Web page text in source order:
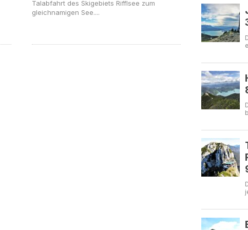
Talabfahrt des Skigebiets Rifflsee zum
gleichnamigen See....